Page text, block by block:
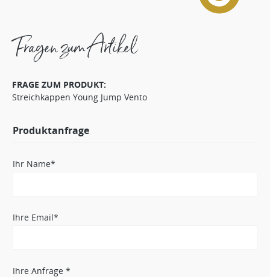
Fragen zum Artikel
FRAGE ZUM PRODUKT:
Streichkappen Young Jump Vento
Produktanfrage
Ihr Name*
Ihre Email*
Ihre Anfrage *